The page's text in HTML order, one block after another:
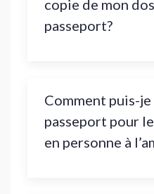
copie de mon
passeport?
Comment puis-je
passeport pour
en personne à